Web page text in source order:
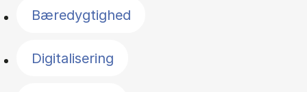
Bæredygtighed
Digitalisering